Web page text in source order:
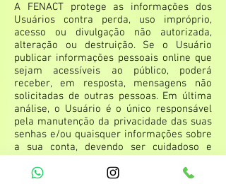
A FENACT protege as informações dos
Usuários contra perda, uso impróprio,
acesso ou divulgação não autorizada,
alteração ou destruição. Se o Usuário
publicar informações pessoais online que
sejam acessíveis ao público, poderá
receber, em resposta, mensagens não
solicitadas de outras pessoas. Em última
análise, o Usuário é o único responsável
pela manutenção da privacidade das suas
senhas e/ou quaisquer informações sobre
a sua conta, devendo ser cuidadoso e